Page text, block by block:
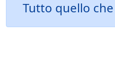
Tutto quello